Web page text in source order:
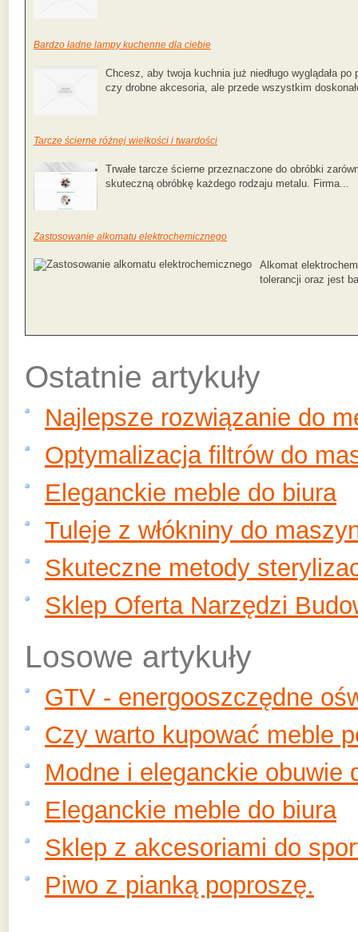
Bardzo ładne lampy kuchenne dla ciebie
Chcesz, aby twoja kuchnia już niedługo wyglądała
czy drobne akcesoria, ale przede wszystkim
Tarcze ścierne różnej wielkości i twardości
Trwałe tarcze ścierne przeznaczone do obróbki
skuteczną obróbkę każdego rodzaju metalu. Firma...
Zastosowanie alkomatu elektrochemicznego
Alkomat
tolerancji oraz jest
Ostatnie artykuły
Najlepsze rozwiązanie do
Optymalizacja filtrów do
Eleganckie meble do biura
Tuleje z włókniny do
Skuteczne metody
Sklep Oferta Narzędzi
Losowe artykuły
GTV - energooszczędne
Czy warto kupować meble
Modne i eleganckie obuwie
Eleganckie meble do biura
Sklep z akcesoriami do
Piwo z pianką poproszę.